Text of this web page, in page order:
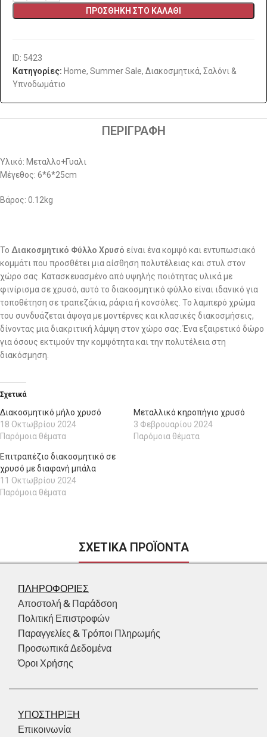
ΠΡΟΣΘΉΚΗ ΣΤΟ ΚΑΛΆΘΙ
ID: 5423
Κατηγορίες: Home, Summer Sale, Διακοσμητικά, Σαλόνι &
Υπνοδωμάτιο
ΠΕΡΙΓΡΑΦΉ
Υλικό: Μεταλλο+Γυαλι
Μέγεθος: 6*6*25cm
Βάρος: 0.12kg
Το Διακοσμητικό Φύλλο Χρυσό είναι ένα κομψό και εντυπωσιακό
κομμάτι που προσθέτει μια αίσθηση πολυτέλειας και στυλ στον
χώρο σας. Κατασκευασμένο από υψηλής ποιότητας υλικά με
φινίρισμα σε χρυσό, αυτό το διακοσμητικό φύλλο είναι ιδανικό για
τοποθέτηση σε τραπεζάκια, ράφια ή κονσόλες. Το λαμπερό χρώμα
του συνδυάζεται άψογα με μοντέρνες και κλασικές διακοσμήσεις,
δίνοντας μια διακριτική λάμψη στον χώρο σας. Ένα εξαιρετικό δώρο
για όσους εκτιμούν την κομψότητα και την πολυτέλεια στη
διακόσμηση.
Σχετικά
Διακοσμητικό μήλο χρυσό
18 Οκτωβρίου 2024
Παρόμοια θέματα
Μεταλλικό κηροπήγιο χρυσό
3 Φεβρουαρίου 2024
Παρόμοια θέματα
Επιτραπέζιο διακοσμητικό σε
χρυσό με διαφανή μπάλα
11 Οκτωβρίου 2024
Παρόμοια θέματα
ΣΧΕΤΙΚΑ ΠΡΟΪΟΝΤΑ
ΠΛΗΡΟΦΟΡΙΕΣ
Αποστολή & Παράδσοη
Πολιτική Επιστροφών
Παραγγελίες & Τρόποι Πληρωμής
Προσωπικά Δεδομένα
Όροι Χρήσης
ΥΠΟΣΤΗΡΙΞΗ
Επικοινωνία